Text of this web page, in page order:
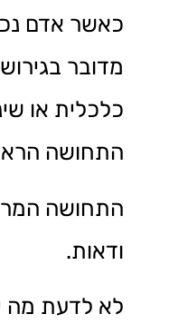
כאשר אדם
מדובר
כלכלית או
התחושה
התחושה
ודאות.
לא לדעת מה